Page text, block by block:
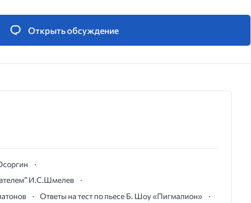
Открыть обсуждение
И.С.Шмелев
Ответы на тест по пьесе Б. Шоу «Пигмалион»